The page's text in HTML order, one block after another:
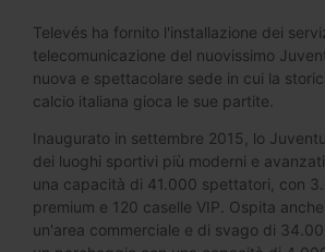
Televés ha fornito l'installazione dei
telecomunicazione del nuovissimo
nuova e spettacolare sede in cui la
calcio italiana gioca le sue partite.
Inaugurato in settembre 2015, lo
dei luoghi sportivi più moderni e
una capacità di 41.000 spettatori, con
premium e 120 caselle VIP. Ospita
un'area commerciale e di svago di